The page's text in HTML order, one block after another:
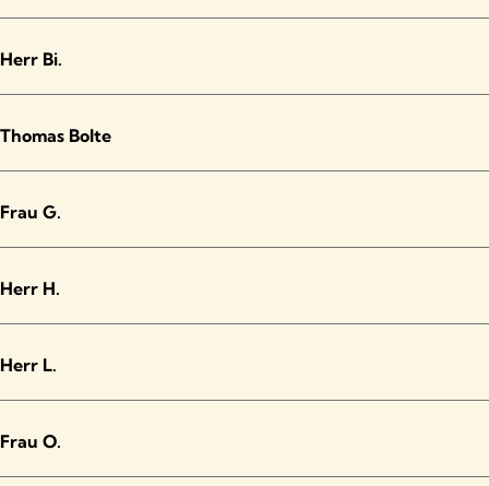
Herr Bi.
Thomas Bolte
Frau G.
Herr H.
Herr L.
Frau O.